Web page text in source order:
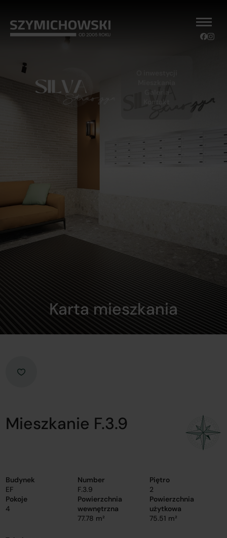
Galeria
Kontakt
Karta mieszkania
Mieszkanie F.3.9
Budynek
EF
Number
F.3.9
Piętro
2
Pokoje
4
Powierzchnia
wewnętrzna
77.78 m²
Powierzchnia
użytkowa
75.51 m²